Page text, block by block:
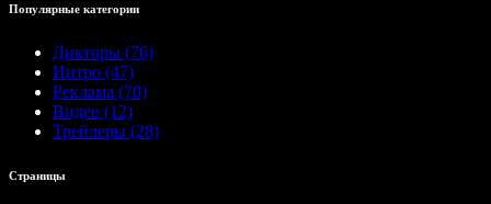
Популярные категории
Дикторы (76)
Интро (47)
Реклама (70)
Видео (12)
Трейлеры (28)
Страницы